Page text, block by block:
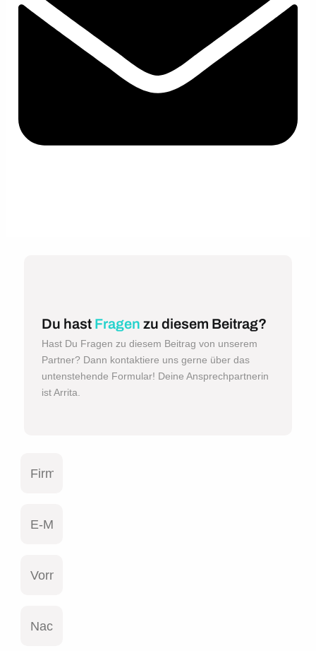
Du hast Fragen zu diesem Beitrag?
Hast Du Fragen zu diesem Beitrag von unserem
Partner? Dann kontaktiere uns gerne über das
untenstehende Formular! Deine Ansprechpartnerin
ist Arrita.